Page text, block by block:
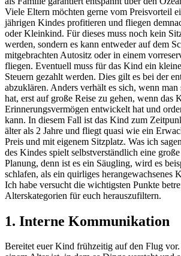
Viele Eltern möchten gerne vom Preisvorteil
jährigen Kindes profitieren und fliegen
oder Kleinkind. Für dieses muss noch kein
werden, sondern es kann entweder auf dem
mitgebrachten Autositz oder in einem
fliegen. Eventuell muss für das Kind ein
Steuern gezahlt werden. Dies gilt es bei der
abzuklären. Anders verhält es sich, wenn man
hat, erst auf große Reise zu gehen, wenn das
Erinnerungsvermögen entwickelt hat und
kann. In diesem Fall ist das Kind zum
älter als 2 Jahre und fliegt quasi wie ein
Preis und mit eigenem Sitzplatz. Was ich
des Kindes spielt selbstverständlich eine
Planung, denn ist es ein Säugling, wird es
schlafen, als ein quirliges herangewachsenes
Ich habe versucht die wichtigsten Punkte
Alterskategorien für euch herauszufiltern.
1. Interne Kommunikation
Bereitet euer Kind frühzeitig auf den Flug vor.